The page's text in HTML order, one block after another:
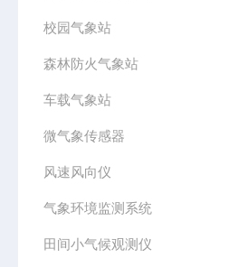
校园气象站
森林防火气象站
车载气象站
微气象传感器
风速风向仪
气象环境监测系统
田间小气候观测仪